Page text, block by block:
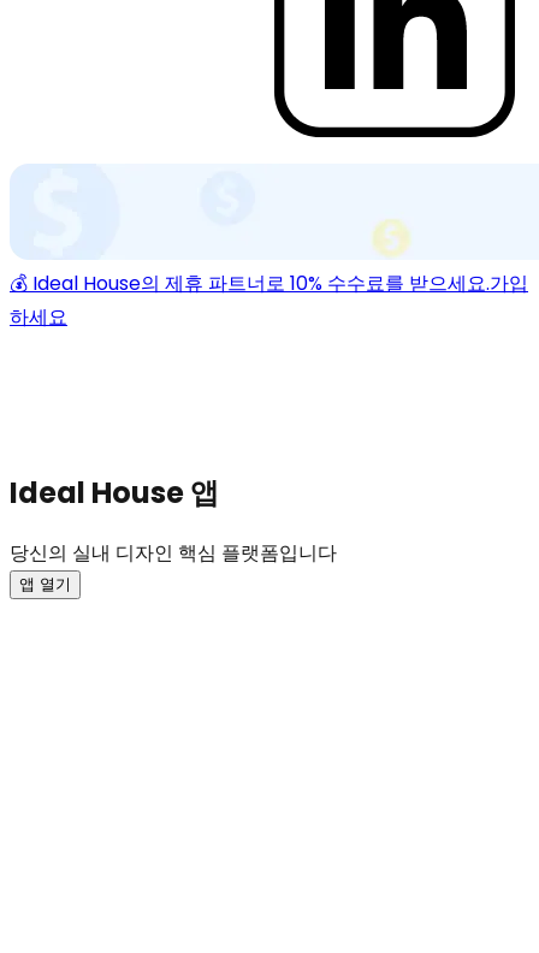
💰 Ideal House의 제휴 파트너로 10% 수수료를 받으세요.가입
하세요
Ideal House 앱
당신의 실내 디자인 핵심 플랫폼입니다
앱 열기